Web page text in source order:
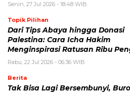
Senin, 27 Jul 2026 - 18:48 WIB
Topik Pilihan
Dari Tips Abaya hingga Donasi
Palestina: Cara Icha Hakim
Menginspirasi Ratusan Ribu
Rabu, 22 Jul 2026 - 06:36 WIB
Berita
Tak Bisa Lagi Bersembunyi,